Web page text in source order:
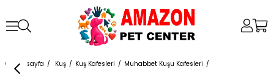
Anasayfa Kuş Kuş Kafesleri Muhabbet Kuşu Kafesleri